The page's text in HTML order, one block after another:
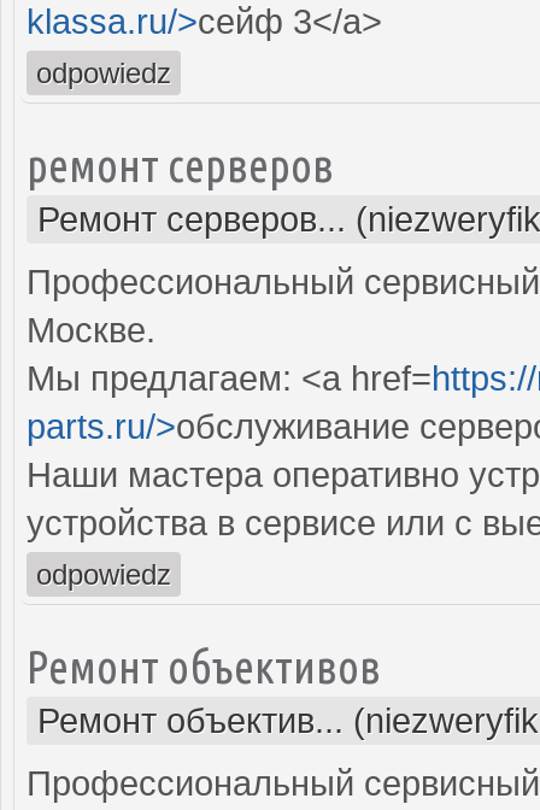
klassa.ru/>сейф 3</a>
odpowiedz
ремонт серверов
Ремонт серверов...
Профессиональный
Москве.
Мы предлагаем: <a href=
parts.ru/>обслуживание
Наши мастера оперативно
устройства в сервисе или с
odpowiedz
Ремонт объективов
Ремонт объектив...
Профессиональный